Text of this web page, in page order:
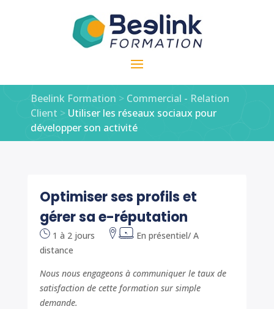
Beelink Formation > Commercial - Relation
Client > Utiliser les réseaux sociaux pour
développer son activité
Optimiser ses profils et
gérer sa e-réputation
1 à 2 jours
En présentiel/ A
distance
Nous nous engageons à communiquer le taux de
satisfaction de cette formation sur simple
demande.